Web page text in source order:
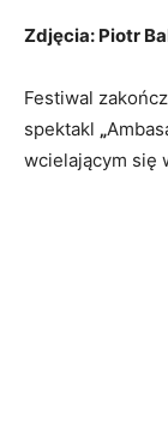
Zdjęcia: Piotr
Festiwal
spektakl „
wcielającym się